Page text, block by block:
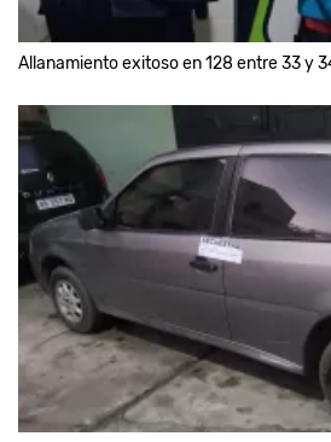
Allanamiento exitoso en 128 entre 33 y